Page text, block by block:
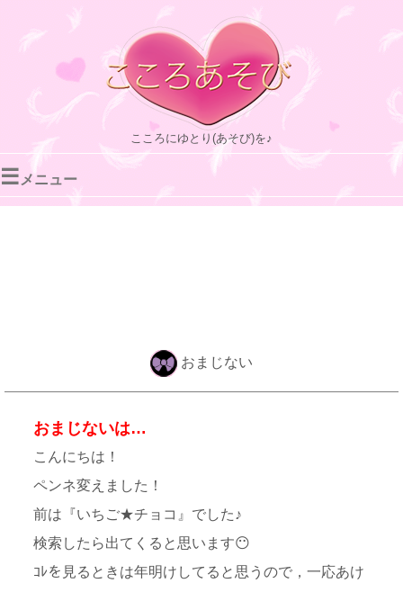
こころにゆとり(あそび)を♪
☰ メニュー
おまじない
おまじないは…
こんにちは！
ペンネ変えました！
前は『いちご★チョコ』でした♪
検索したら出てくると思います😶
ｺﾚを見るときは年明けしてると思うので，一応あけ